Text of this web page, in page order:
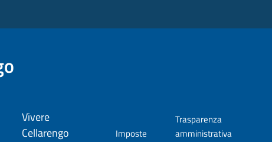
Vivere
Cellarengo
Imposte
Trasparenza
amministrativa